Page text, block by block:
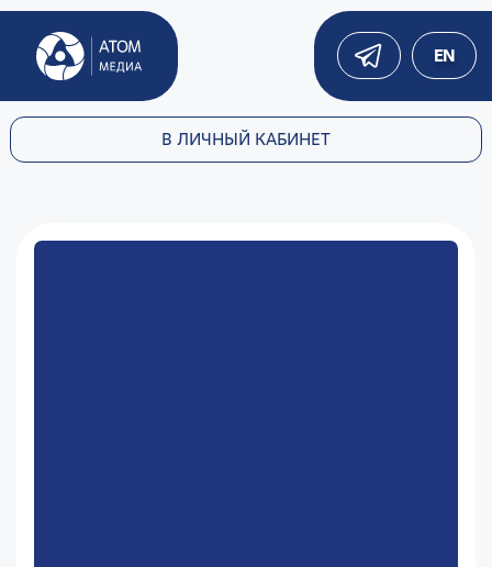
EN
В ЛИЧНЫЙ КАБИНЕТ